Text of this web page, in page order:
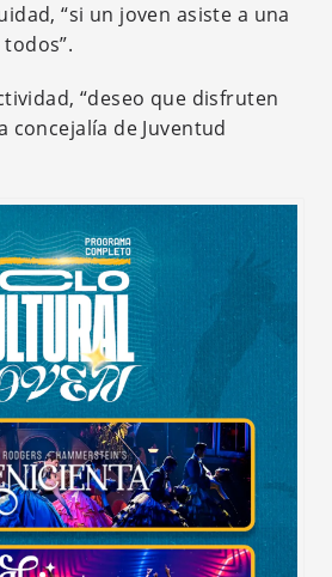
“si un joven asiste a una
“deseo que disfruten
concejalía de Juventud